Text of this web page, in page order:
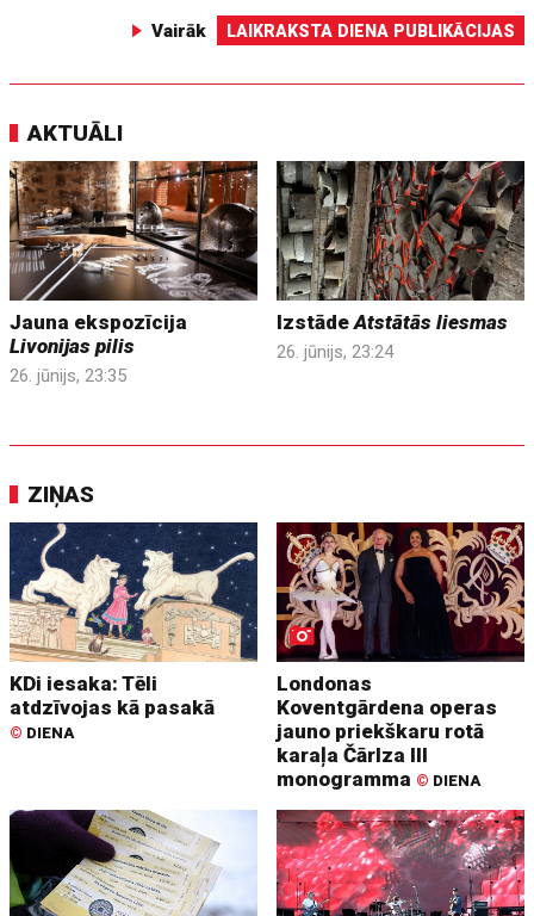
Vairāk LAIKRAKSTA DIENA PUBLIKĀCIJAS
AKTUĀLI
Jauna ekspozīcija
Livonijas pilis
26. jūnijs, 23:35
IzstādeAtstātās liesmas
26. jūnijs, 23:24
ZIŅAS
KDi iesaka: Tēli
atdzīvojas kā pasakā
© DIENA
Londonas
Koventgārdena operas
jauno priekškaru rotā
karaļa Čārlza III
monogramma © DIENA